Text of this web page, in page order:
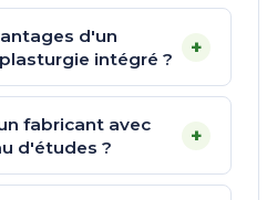
d'un
intégré ?
+
fabricant avec
d'études ?
+